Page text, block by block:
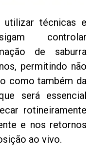
utilizar técnicas e
controlar
de saburra
permitindo não
como também da
será essencial
rotineiramente
e nos retornos
ao vivo.